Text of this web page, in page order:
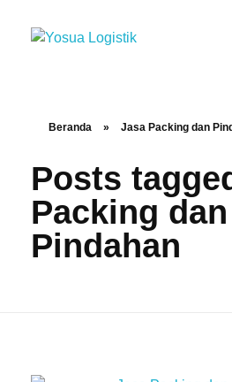
Beranda » Jasa Packing dan
Posts
Packing dan
Pindahan